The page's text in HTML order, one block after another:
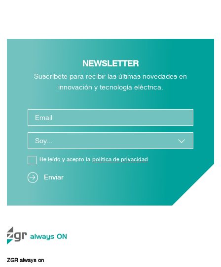
NEWSLETTER
Suscríbete para recibir las últimas novedades en
innovación y tecnología eléctrica.
Enviar
He leído y acepto la política de privacidad
ZGR always on